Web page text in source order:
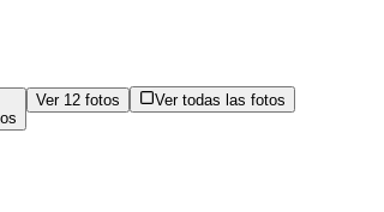
Ver 12 fotos Ver todas las fotos